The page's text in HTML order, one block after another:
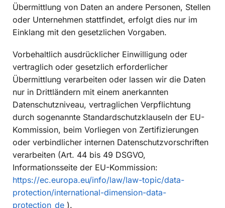
Übermittlung von Daten an andere Personen, Stellen
oder Unternehmen stattfindet, erfolgt dies nur im
Einklang mit den gesetzlichen Vorgaben.
Vorbehaltlich ausdrücklicher Einwilligung oder
vertraglich oder gesetzlich erforderlicher
Übermittlung verarbeiten oder lassen wir die Daten
nur in Drittländern mit einem anerkannten
Datenschutzniveau, vertraglichen Verpflichtung
durch sogenannte Standardschutzklauseln der EU-
Kommission, beim Vorliegen von Zertifizierungen
oder verbindlicher internen Datenschutzvorschriften
verarbeiten (Art. 44 bis 49 DSGVO,
Informationsseite der EU-Kommission:
https://ec.europa.eu/info/law/law-topic/data-
protection/international-dimension-data-
protection_de ).